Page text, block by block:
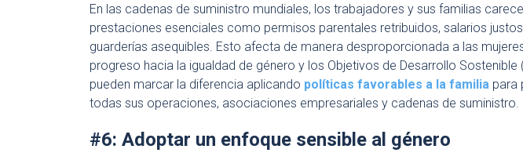
En las cadenas de suministro mundiales, los trabajadores y sus familias
prestaciones esenciales como permisos parentales retribuidos, salarios
guarderías asequibles. Esto afecta de manera desproporcionada a las
progreso hacia la igualdad de género y los Objetivos de Desarrollo Sostenible
pueden marcar la diferencia aplicando políticas favorables a la familia para
todas sus operaciones, asociaciones empresariales y cadenas de suministro.
#6: Adoptar un enfoque sensible al género